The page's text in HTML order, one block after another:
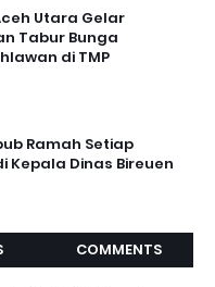
Utara Gelar
Tabur Bunga
di TMP
Ramah Setiap
Kepala Dinas Bireuen
COMMENTS